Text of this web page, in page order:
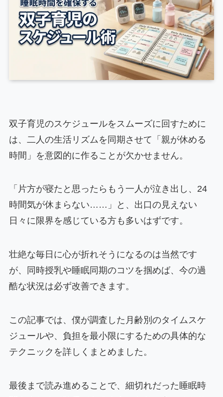
双子育児のスケジュールをスムーズに回すために
は、二人の生活リズムを同期させて「親が休める
時間」を意図的に作ることが欠かせません。
「片方が寝たと思ったらもう一人が泣き出し、24
時間気が休まらない……」と、出口の見えない
日々に限界を感じている方も多いはずです。
壮絶な毎日に心が折れそうになるのは当然です
が、同時授乳や睡眠同期のコツを掴めば、今の過
酷な状況は必ず改善できます。
この記事では、僕が調査した月齢別のタイムスケ
ジュールや、負担を最小限にするための具体的な
テクニックを詳しくまとめました。
最後まで読み進めることで、細切れだった睡眠時